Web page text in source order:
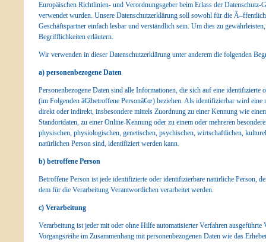
Europäischen Richtlinien- und Verordnungsgeber beim Erlass der
verwendet wurden. Unsere Datenschutzerklärung soll sowohl für die
Geschäftspartner einfach lesbar und verständlich sein. Um dies zu
Begrifflichkeiten erläutern.
Wir verwenden in dieser Datenschutzerklärung unter anderem die folgenden
a) personenbezogene Daten
Personenbezogene Daten sind alle Informationen, die sich auf eine identifizierte
(im Folgenden â€žbetroffene Personâ€œ) beziehen. Als identifizierbar wird eine
direkt oder indirekt, insbesondere mittels Zuordnung zu einer Kennung wie
Standortdaten, zu einer Online-Kennung oder zu einem oder mehreren
physischen, physiologischen, genetischen, psychischen, wirtschaftlichen,
natürlichen Person sind, identifiziert werden kann.
b) betroffene Person
Betroffene Person ist jede identifizierte oder identifizierbare natürliche Person,
dem für die Verarbeitung Verantwortlichen verarbeitet werden.
c) Verarbeitung
Verarbeitung ist jeder mit oder ohne Hilfe automatisierter Verfahren ausgeführte
Vorgangsreihe im Zusammenhang mit personenbezogenen Daten wie das